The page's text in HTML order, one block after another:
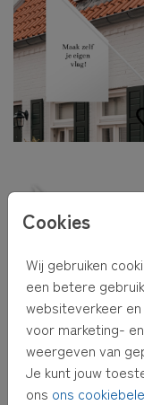
Cookies
Wij gebruiken
een betere
websiteverkeer
voor marketing-
weergeven van
Je kunt jouw
ons ons